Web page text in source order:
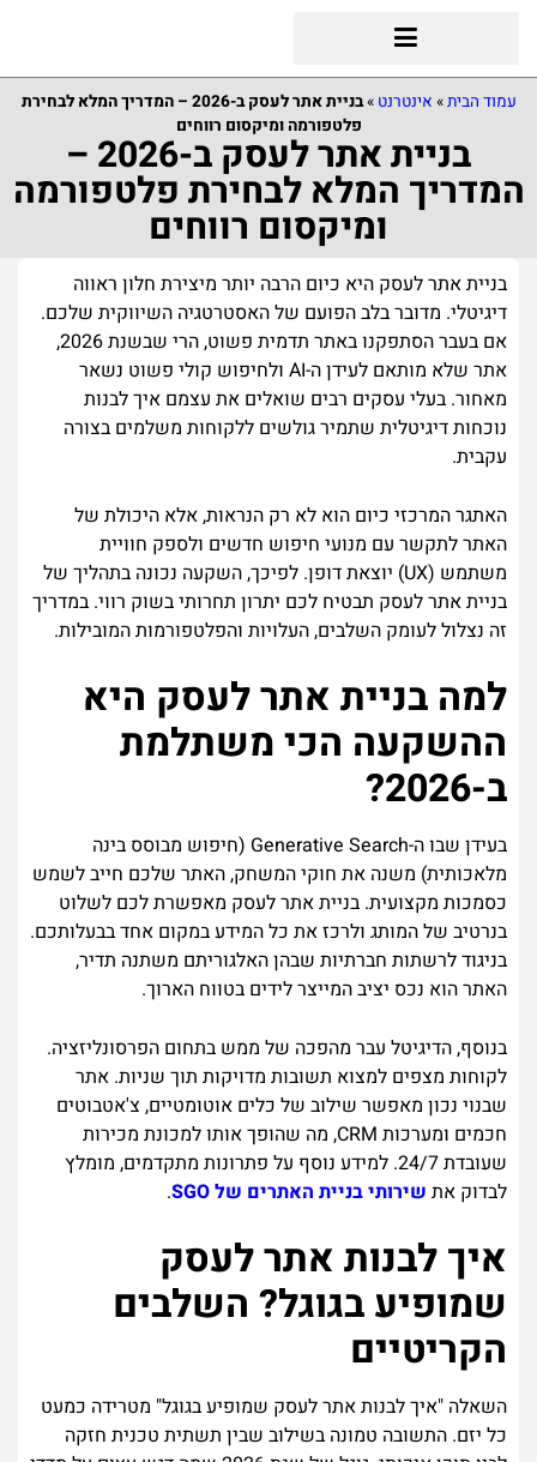
עמוד הבית» אינטרנט »
בניית אתר לעסק ב-2026 – המדריך המלא לבחירת
פלטפורמה ומיקסום רווחים
בניית אתר לעסק ב-2026 –
המדריך המלא לבחירת פלטפורמה
ומיקסום רווחים
בניית אתר לעסק היא כיום הרבה יותר מיצירת חלון ראווה
דיגיטלי. מדובר בלב הפועם של האסטרטגיה השיווקית שלכם.
אם בעבר הסתפקנו באתר תדמית פשוט, הרי שבשנת 2026,
אתר שלא מותאם לעידן ה-AI ולחיפוש קולי פשוט נשאר
מאחור. בעלי עסקים רבים שואלים את עצמם איך לבנות
נוכחות דיגיטלית שתמיר גולשים ללקוחות משלמים בצורה
עקבית.
האתגר המרכזי כיום הוא לא רק הנראות, אלא היכולת של
האתר לתקשר עם מנועי חיפוש חדשים ולספק חוויית
משתמש (UX) יוצאת דופן. לפיכך, השקעה נכונה בתהליך של
בניית אתר לעסק תבטיח לכם יתרון תחרותי בשוק רווי. במדריך
זה נצלול לעומק השלבים, העלויות והפלטפורמות המובילות.
למה בניית אתר לעסק היא
ההשקעה הכי משתלמת
ב-2026?
בעידן שבו ה-Generative Search (חיפוש מבוסס בינה
מלאכותית) משנה את חוקי המשחק, האתר שלכם חייב לשמש
כסמכות מקצועית. בניית אתר לעסק מאפשרת לכם לשלוט
בנרטיב של המותג ולרכז את כל המידע במקום אחד בבעלותכם.
בניגוד לרשתות חברתיות שבהן האלגוריתם משתנה תדיר,
האתר הוא נכס יציב המייצר לידים בטווח הארוך.
בנוסף, הדיגיטל עבר מהפכה של ממש בתחום הפרסונליזציה.
לקוחות מצפים למצוא תשובות מדויקות תוך שניות. אתר
שבנוי נכון מאפשר שילוב של כלים אוטומטיים, צ'אטבוטים
חכמים ומערכות CRM, מה שהופך אותו למכונת מכירות
שעובדת 24/7. למידע נוסף על פתרונות מתקדמים, מומלץ
לבדוק את שירותי בניית האתרים של SGO .
איך לבנות אתר לעסק
שמופיע בגוגל? השלבים
הקריטיים
השאלה "איך לבנות אתר לעסק שמופיע בגוגל" מטרידה כמעט
כל יזם. התשובה טמונה בשילוב שבין תשתית טכנית חזקה